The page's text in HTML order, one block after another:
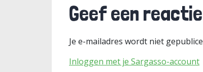
Geef een reactie
Je e-mailadres wordt niet
Inloggen met je Sargasso-account